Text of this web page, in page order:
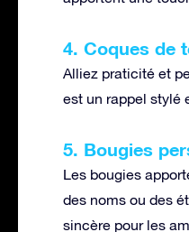
4. Coques de
Alliez praticité et
est un rappel stylé
5. Bougies
Les bougies
des noms ou des
sincère pour les